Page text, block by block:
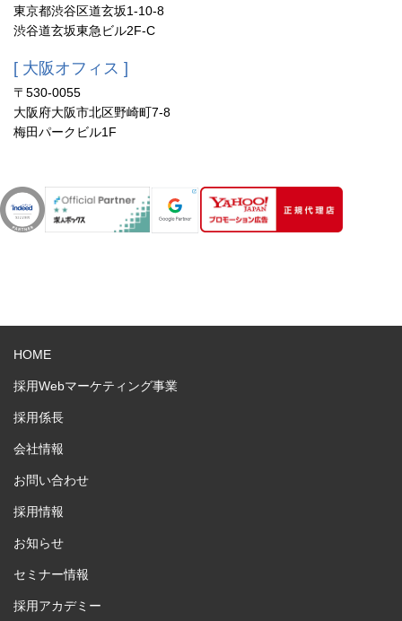
東京都渋谷区道玄坂1-10-8
渋谷道玄坂東急ビル2F-C
[ 大阪オフィス ]
〒530-0055
大阪府大阪市北区野崎町7-8
梅田パークビル1F
HOME
採用Webマーケティング事業
採用係長
会社情報
お問い合わせ
採用情報
お知らせ
セミナー情報
採用アカデミー